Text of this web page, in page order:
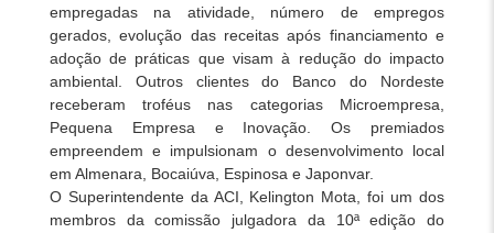
empregadas na atividade, número de empregos
gerados, evolução das receitas após financiamento e
adoção de práticas que visam à redução do impacto
ambiental. Outros clientes do Banco do Nordeste
receberam troféus nas categorias Microempresa,
Pequena Empresa e Inovação. Os premiados
empreendem e impulsionam o desenvolvimento local
em Almenara, Bocaiúva, Espinosa e Japonvar.
O Superintendente da ACI, Kelington Mota, foi um dos
membros da comissão julgadora da 10ª edição do